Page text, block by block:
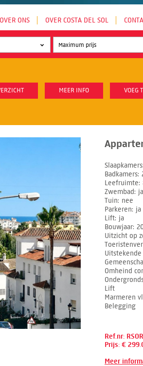
OVER ONS OVER COSTA DEL SOL
MEER INFO VOEG
Slaapkamers
Badkamers
Leefruimte
Zwembad
ja
Tuin nee
Parkeren ja
Lift ja
Bouwjaar
Uitzicht op
Uitstekende
Omheind
Lift
Marmeren
Belegging
Ref.nr:
Prijs: €
Meer